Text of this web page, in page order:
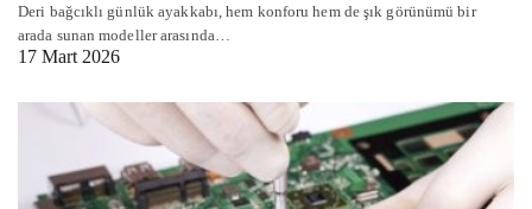
Deri bağcıklı günlük ayakkabı, hem konforu hem de şık görünümü bir
arada sunan modeller arasında…
17 Mart 2026